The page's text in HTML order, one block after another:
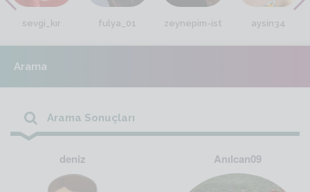
sevgi_kır fulya_01 zeynepim-ist aysin34
Arama
Arama Sonuçları
deniz Anılcan09